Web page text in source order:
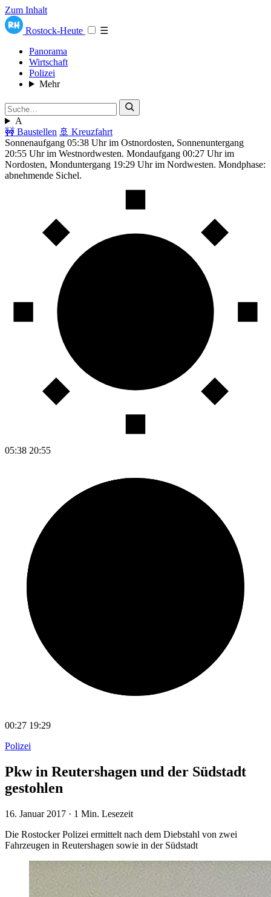
Zum Inhalt
Rostock-Heute
☰
Panorama
Wirtschaft
Polizei
Mehr
A
🚧 Baustellen 🚢 Kreuzfahrt
Sonnenaufgang 05:38 Uhr im Ostnordosten, Sonnenuntergang
20:55 Uhr im Westnordwesten. Mondaufgang 00:27 Uhr im
Nordosten, Monduntergang 19:29 Uhr im Nordwesten. Mondphase:
abnehmende Sichel.
05:38 20:55
00:27 19:29
Polizei
Pkw in Reutershagen und der Südstadt
gestohlen
16. Januar 2017 · 1 Min. Lesezeit
Die Rostocker Polizei ermittelt nach dem Diebstahl von zwei
Fahrzeugen in Reutershagen sowie in der Südstadt